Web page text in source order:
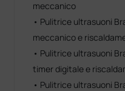
meccanico
• Pulitrice ultrasuoni
meccanico e
• Pulitrice ultrasuoni
timer digitale e
• Pulitrice ultrasuoni